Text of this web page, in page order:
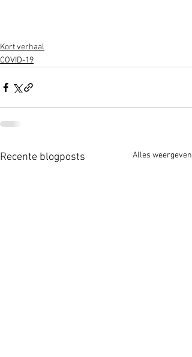
Kort verhaal
COVID-19
Recente blogposts Alles weergeven